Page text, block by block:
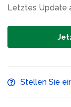
Letztes Update
Stellen Sie